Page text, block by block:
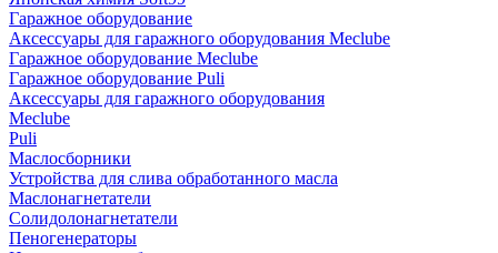
Гаражное оборудование
Аксессуары для гаражного оборудования Meclube
Гаражное оборудование Meclube
Гаражное оборудование Puli
Аксессуары для гаражного оборудования
Meclube
Puli
Маслосборники
Устройства для слива обработанного масла
Маслонагнетатели
Солидолонагнетатели
Пеногенераторы